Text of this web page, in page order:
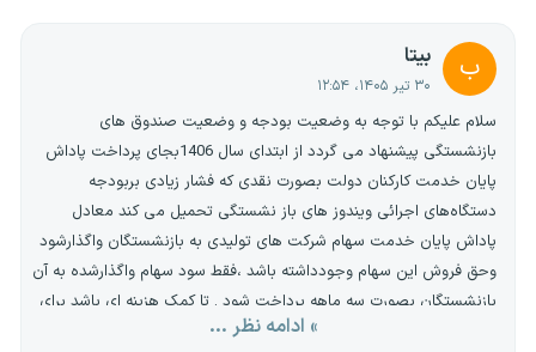
ب بیتا
۳۰ تیر ۱۴۰۵، ۱۲:۵۴
سلام علیکم با توجه به وضعیت بودجه و وضعیت صندوق های
بازنشستگی پیشنهاد می گردد از ابتدای سال 1406بجای پرداخت پاداش
پایان خدمت کارکنان دولت بصورت نقدی که فشار زیادی بربودجه
دستگاه‌های اجرائی ویندوز های باز نشستگی تحمیل می کند معادل
پاداش پایان خدمت سهام شرکت های تولیدی به بازنشستگان واگذارشود
وحق فروش این سهام وجودداشته باشد ،فقط سود سهام واگذارشده به آن
بازنشستگان بصورت سه ماهه پرداخت شود . تا کمک هزینه ای باشد برای
» ادامه نظر ...